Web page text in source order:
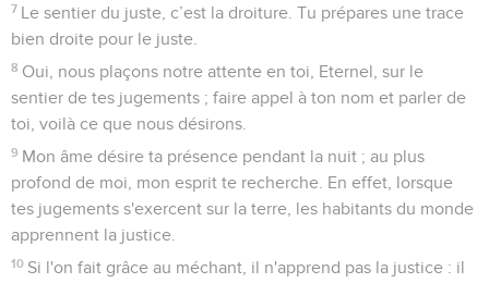
7 Le sentier du juste, c’est la droiture. Tu prépares une trace
bien droite pour le juste.
8 Oui, nous plaçons notre attente en toi, Eternel, sur le
sentier de tes jugements ; faire appel à ton nom et parler de
toi, voilà ce que nous désirons.
9 Mon âme désire ta présence pendant la nuit ; au plus
profond de moi, mon esprit te recherche. En effet, lorsque
tes jugements s'exercent sur la terre, les habitants du monde
apprennent la justice.
10 Si l'on fait grâce au méchant, il n'apprend pas la justice : il